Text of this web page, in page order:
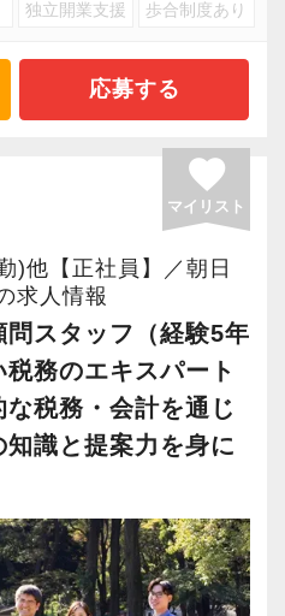
かと思いますが、周囲
いて質問や相談ができ
に力を入れています】
を設け、スタッフが働
しながらRPAの導入等
り組んでいます。スケ
量に任せており、在宅
制度化して多様な働き
て働くことができる環
院に通学して資格試験
タッフも多数在籍。毎
輩出するまでに至って
からのご紹介で大型案
あり、未来のご家族の
面白さとやりがいで
有効活用、事業承継な
務を手掛けることも可
法など、税務や財務な
外にも幅広い知識を身
ながら、その中心とし
人における資産税スタ
げられている大手会計
独立開業支援 歩合制度あり
応募する
favorite
マイリスト
)他【正社員】／朝日
求人情報
問スタッフ（経験5年
務のエキスパート
税務・会計を通じ
識と提案力を身に